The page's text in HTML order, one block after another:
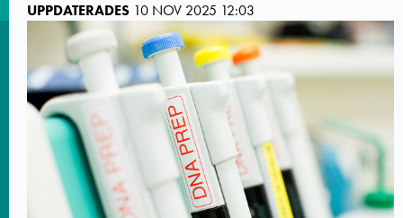
UPPDATERADES 10 NOV 2025 12:03